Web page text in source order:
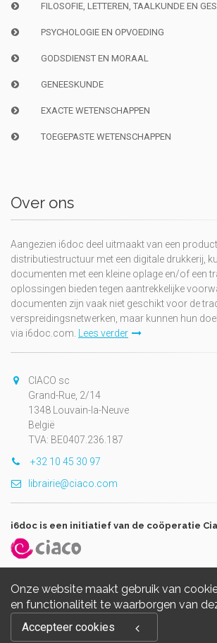
Onze website maakt gebruik van
en functionaliteit te waarborgen van
Accepteer cookies
FILOSOFIE, LETTEREN, TAALKUNDE EN
PSYCHOLOGIE EN OPVOEDING
GODSDIENST EN MORAAL
GENEESKUNDE
EXACTE WETENSCHAPPEN
TOEGEPASTE WETENSCHAPPEN
Over ons
Aangezien i6doc deel uitmaakt van een
distributiestructuur met een digitale drukkerij,
documenten met een kleine oplage en/of een
oplossingen bieden tegen aantrekkelijke
documenten zijn vaak niet geschikt voor de
verspreidingsnetwerken, maar kunnen hun
via i6doc.com. Lees verder
CIACO sc
Grand-Rue, 2/14
1348 Louvain-la-Neuve
België
TVA: BE0407.236.187
+32 10 45 30 97
librairie@ciaco.com
i6doc is een initiatief van de coöperatie
Reserved